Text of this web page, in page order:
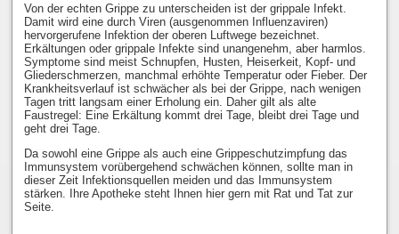
Von der echten Grippe zu unterscheiden ist der grippale Infekt.
Damit wird eine durch Viren (ausgenommen Influenzaviren)
hervorgerufene Infektion der oberen Luftwege bezeichnet.
Erkältungen oder grippale Infekte sind unangenehm, aber harmlos.
Symptome sind meist Schnupfen, Husten, Heiserkeit, Kopf- und
Gliederschmerzen, manchmal erhöhte Temperatur oder Fieber. Der
Krankheitsverlauf ist schwächer als bei der Grippe, nach wenigen
Tagen tritt langsam einer Erholung ein. Daher gilt als alte
Faustregel: Eine Erkältung kommt drei Tage, bleibt drei Tage und
geht drei Tage.
Da sowohl eine Grippe als auch eine Grippeschutzimpfung das
Immunsystem vorübergehend schwächen können, sollte man in
dieser Zeit Infektionsquellen meiden und das Immunsystem
stärken. Ihre Apotheke steht Ihnen hier gern mit Rat und Tat zur
Seite.